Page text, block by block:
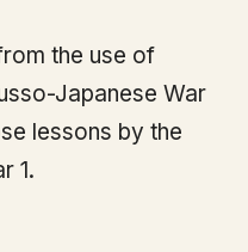
the use of
Japanese War
lessons by the
1.